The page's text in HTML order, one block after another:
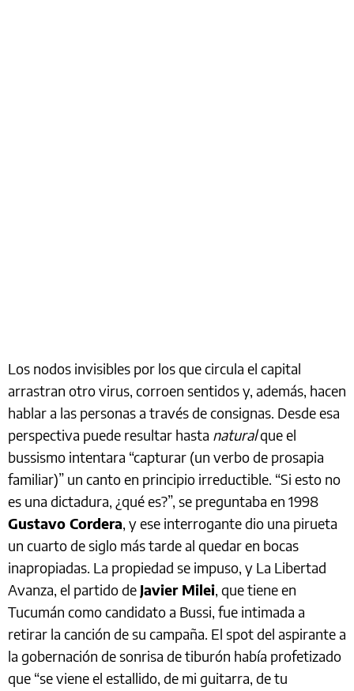
Los nodos invisibles por los que circula el capital
arrastran otro virus, corroen sentidos y, además, hacen
hablar a las personas a través de consignas. Desde esa
perspectiva puede resultar hasta naturalque el
bussismo intentara “capturar (un verbo de prosapia
familiar)” un canto en principio irreductible. “Si esto no
es una dictadura, ¿qué es?”, se preguntaba en 1998
Gustavo Cordera, y ese interrogante dio una pirueta
un cuarto de siglo más tarde al quedar en bocas
inapropiadas. La propiedad se impuso, y La Libertad
Avanza, el partido de Javier Milei, que tiene en
Tucumán como candidato a Bussi, fue intimada a
retirar la canción de su campaña. El spot del aspirante a
la gobernación de sonrisa de tiburón había profetizado
que “se viene el estallido, de mi guitarra, de tu